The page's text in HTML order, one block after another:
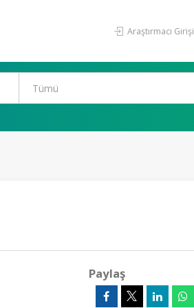
Araştırmacı Girişi
Paylaş